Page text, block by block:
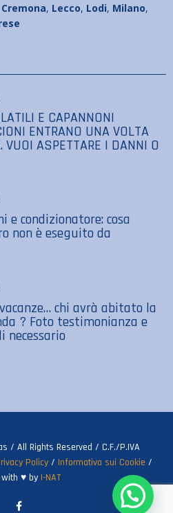
Cremona, Lecco, Lodi, Milano,
E CAPANNONI
ENTRANO UNA VOLTA
VUOI ASPETTARE I DANNI O
e condizionatore: cosa
non è eseguito da
chi avrà abitato la
? Foto testimonianza e
/ All Rights Reserved / C.F./P.IVA
Policy/ Informativa sui Cookie /
with ♥ by I-NAT